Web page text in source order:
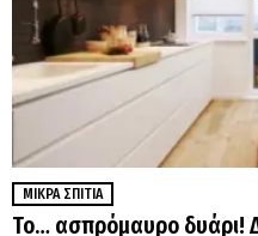
ΜΙΚΡΆ ΣΠΊΤΙΑ
Το… ασπρόμαυρο δυάρι!